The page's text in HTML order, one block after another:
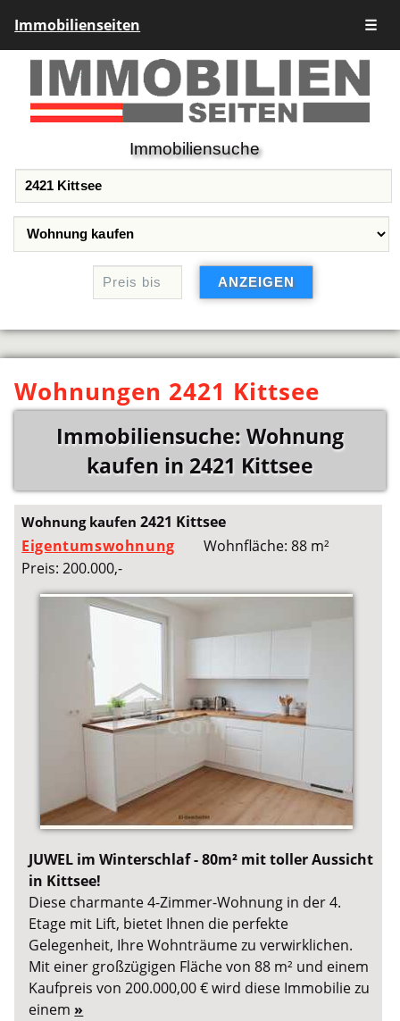
Immobilienseiten ☰
Immobiliensuche
Wohnungen 2421 Kittsee
Immobiliensuche: Wohnung
kaufen in 2421 Kittsee
Wohnung kaufen2421 Kittsee
Eigentumswohnung
Wohnfläche: 88 m²
Preis: 200.000,-
JUWEL im Winterschlaf - 80m² mit toller Aussicht
in Kittsee!
Diese charmante 4-Zimmer-Wohnung in der 4.
Etage mit Lift, bietet Ihnen die perfekte
Gelegenheit, Ihre Wohnträume zu verwirklichen.
Mit einer großzügigen Fläche von 88 m² und einem
Kaufpreis von 200.000,00 € wird diese Immobilie zu
einem »